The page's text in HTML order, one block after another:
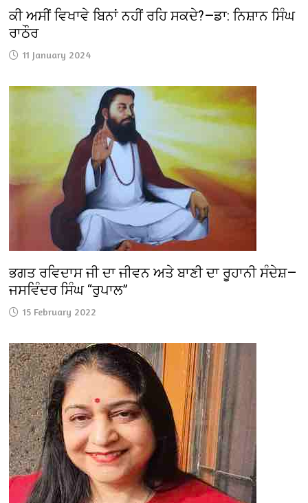
ਕੀ ਅਸੀਂ ਵਿਖਾਵੇ ਬਿਨਾਂ ਨਹੀਂ ਰਹਿ ਸਕਦੇ?—ਡਾ: ਨਿਸ਼ਾਨ ਸਿੰਘ
ਰਾਠੌਰ
11 January 2024
ਭਗਤ ਰਵਿਦਾਸ ਜੀ ਦਾ ਜੀਵਨ ਅਤੇ ਬਾਣੀ ਦਾ ਰੂਹਾਨੀ ਸੰਦੇਸ਼—
ਜਸਵਿੰਦਰ ਸਿੰਘ “ਰੁਪਾਲ”
15 February 2022